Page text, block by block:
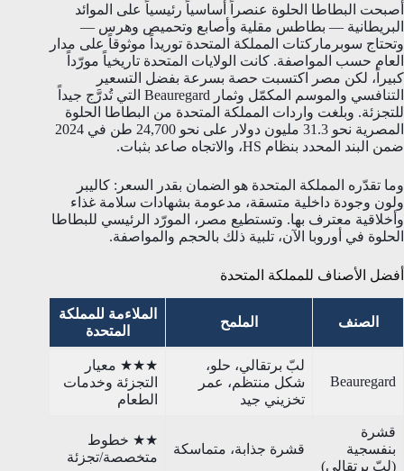
أصبحت البطاطا الحلوة عنصراً أساسياً رئيسياً على الموائد
البريطانية — بطاطس مقلية وأصابع وتحميص وهرس —
وتحتاج سوبرماركتات المملكة المتحدة توريداً موثوقاً على مدار
العام حسب المواصفة. كانت الولايات المتحدة تاريخياً مورّداً
كبيراً، لكن مصر اكتسبت حصة بسرعة بفضل التسعير
التنافسي والموسم المكمّل وثمار Beauregard التي تُدرَّج جيداً
للتجزئة. وبلغت واردات المملكة المتحدة من البطاطا الحلوة
المصرية نحو 31.3 مليون دولار على نحو 24,700 طن في 2024
ضمن البند المحدد بنظام HS، والاتجاه صاعد بثبات.
وما تقدّره المملكة المتحدة هو الضمان بقدر السعر: كاليبر
ولون وجودة داخلية متسقة، مدعومة بشهادات سلامة غذاء
وأخلاقية معترف بها. وتستطيع مصر، المورّد الرئيسي للبطاطا
الحلوة في أوروبا الآن، تلبية ذلك بالحجم والمواصفة.
أفضل الأصناف للمملكة المتحدة
الصنف الملمح
الملاءمة للمملكة
المتحدة
Beauregard
لبّ برتقالي، حلو،
شكل منتظم، عمر
تخزيني جيد
★★★ معيار
التجزئة وخدمات
الطعام
قشرة
بنفسجية
(لبّ برتقالي)
قشرة جذابة، متماسكة
★★ خطوط
متخصصة/تجزئة